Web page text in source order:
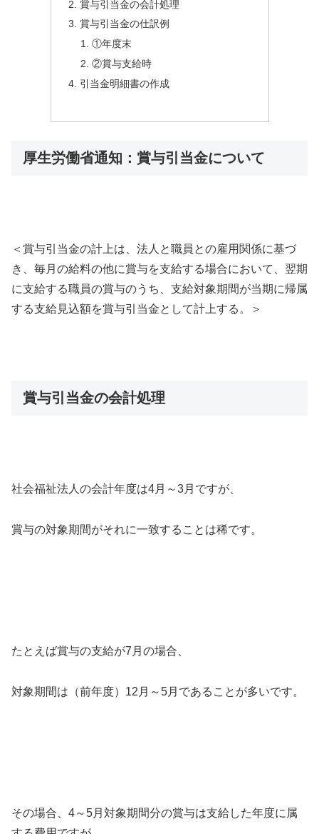
賞与引当金の会計処理
賞与引当金の仕訳例
①年度末
②賞与支給時
引当金明細書の作成
厚生労働省通知：賞与引当金について
＜賞与引当金の計上は、法人と職員との雇用関係に基づ
き、毎月の給料の他に賞与を支給する場合において、翌期
に支給する職員の賞与のうち、支給対象期間が当期に帰属
する支給見込額を賞与引当金として計上する。＞
賞与引当金の会計処理
社会福祉法人の会計年度は4月～3月ですが、
賞与の対象期間がそれに一致することは稀です。
たとえば賞与の支給が7月の場合、
対象期間は（前年度）12月～5月であることが多いです。
その場合、4～5月対象期間分の賞与は支給した年度に属